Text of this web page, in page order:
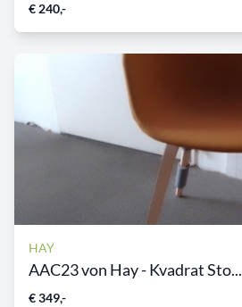
€ 240,-
HAY
AAC23 von Hay - Kvadrat Sto...
€ 349,-